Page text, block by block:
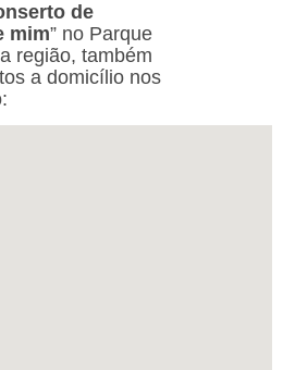
de
mim” no Parque
região, também
a domicílio nos